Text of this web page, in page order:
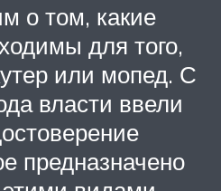
о том, какие
для того,
или мопед. С
власти ввели
предназначено